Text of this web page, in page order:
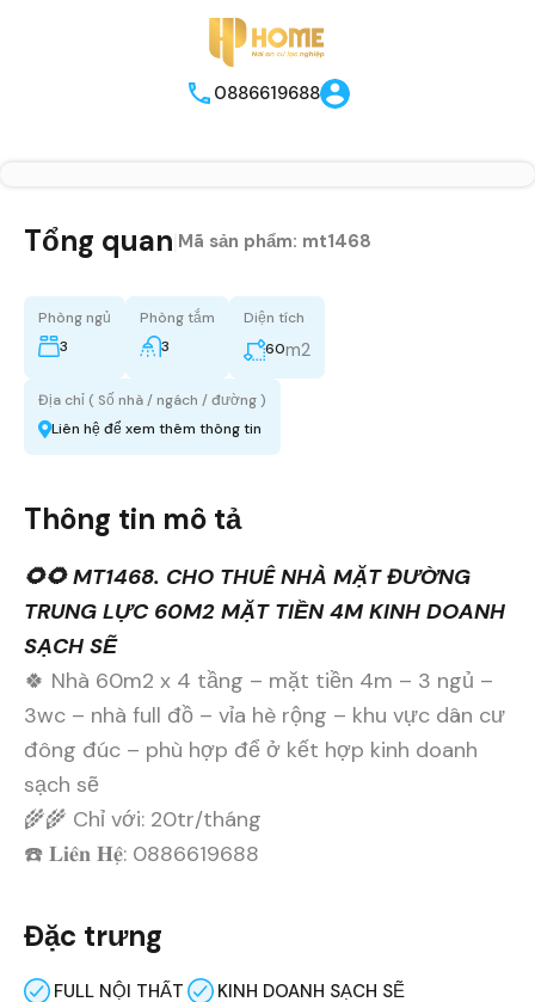
0886619688
Tổng quan Mã sản phẩm: mt1468
Phòng ngủ
3
Phòng tắm
3
Diện tích
60m2
Địa chỉ ( Số nhà / ngách / đường )
Liên hệ để xem thêm thông tin
Thông tin mô tả
🌻🌻 MT1468. CHO THUÊ NHÀ MẶT ĐƯỜNG
TRUNG LỰC 60M2 MẶT TIỀN 4M KINH DOANH
SẠCH SẼ
🍀 Nhà 60m2 x 4 tầng – mặt tiền 4m – 3 ngủ –
3wc – nhà full đồ – vỉa hè rộng – khu vực dân cư
đông đúc – phù hợp để ở kết hợp kinh doanh
sạch sẽ
🌾🌾 Chỉ với: 20tr/tháng
☎️ 𝐋𝐢𝐞̂𝐧 𝐇𝐞̣̂: 0886619688
Đặc trưng
FULL NỘI THẤT KINH DOANH SẠCH SẼ